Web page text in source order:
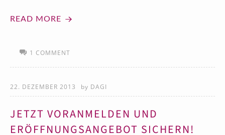
READ MORE
1 COMMENT
22. DEZEMBER 2013 by DAGI
JETZT VORANMELDEN UND
ERÖFFNUNGSANGEBOT SICHERN!